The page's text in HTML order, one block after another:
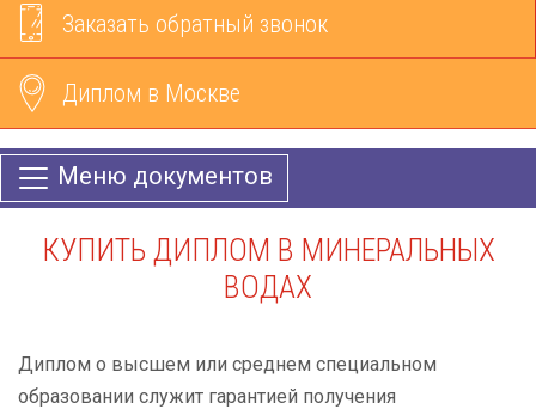
Заказать обратный звонок
Диплом в Москве
Меню документов
КУПИТЬ ДИПЛОМ В МИНЕРАЛЬНЫХ
ВОДАХ
Диплом о высшем или среднем специальном
образовании служит гарантией получения